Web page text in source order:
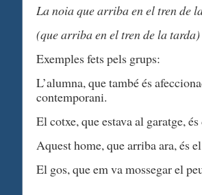
La noia que arriba en el tren de
(que arriba en el tren de la
Exemples fets pels grups:
L’alumna, que també és
contemporani.
El cotxe, que estava al garatge,
Aquest home, que arriba ara, és
El gos, que em va mossegar el